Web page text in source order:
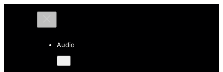
Audio